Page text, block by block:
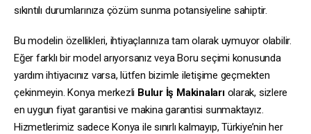
sıkıntılı durumlarınıza çözüm sunma potansiyeline sahiptir.
Bu modelin özellikleri, ihtiyaçlarınıza tam olarak uymuyor olabilir.
Eğer farklı bir model arıyorsanız veya Boru seçimi konusunda
yardım ihtiyacınız varsa, lütfen bizimle iletişime geçmekten
çekinmeyin. Konya merkezli Bulur İş Makinalarıolarak, sizlere
en uygun fiyat garantisi ve makina garantisi sunmaktayız.
Hizmetlerimiz sadece Konya ile sınırlı kalmayıp, Türkiye’nin her